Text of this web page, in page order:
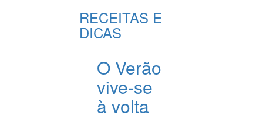
RECEITAS E
DICAS
O Verão
vive-se
à volta